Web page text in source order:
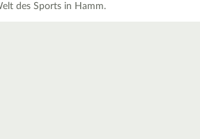
des Sports in Hamm.